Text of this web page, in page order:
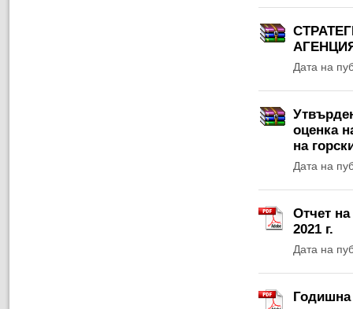
Дата на
оценка
на
Дата на
Отчет
2021 г.
Дата на
Годишна